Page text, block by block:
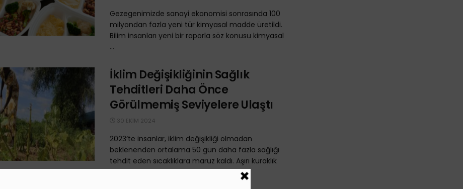
Gezegenimizde sanayi ekonomisi sonrasında 100
milyondan fazla yeni tür kimyasal madde üretildi.
Bilim insanları yeni bir raporla söz konusu kimyasal
...
İklim Değişikliğinin Sağlık
Tehditleri Daha Önce
Görülmemiş Seviyelere Ulaştı
30 EKIM 2024
2023’te insanlar, iklim değişikliği olmadan
beklenenden ortalama 50 gün daha fazla sağlığı
tehdit eden sıcaklıklara maruz kaldı. Aşırı kuraklık
küresel ...